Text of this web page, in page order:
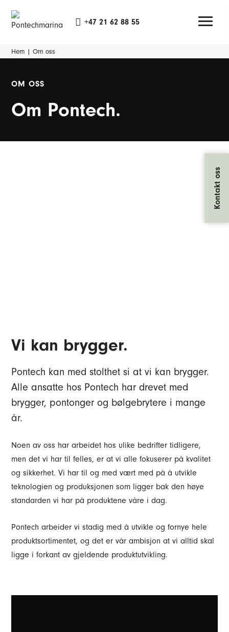
+47 21 62 88 55
Hem |Om oss
OM OSS
Om Pontech.
Vi kan brygger.
Pontech kan med stolthet si at vi kan brygger.
Alle ansatte hos Pontech har drevet med
brygger, pontonger og bølgebrytere i mange
år.
Noen av oss har arbeidet hos ulike bedrifter tidligere,
men det vi har til felles, er at vi alle fokuserer på kvalitet
og sikkerhet. Vi har til og med vært med på å utvikle
teknologien og produksjonen som ligger bak den høye
standarden vi har på produktene våre i dag.
Pontech arbeider vi stadig med å utvikle og fornye hele
produktsortimentet, og det er vår ambisjon at vi alltid skal
ligge i forkant av gjeldende produktutvikling.
Kontakt oss